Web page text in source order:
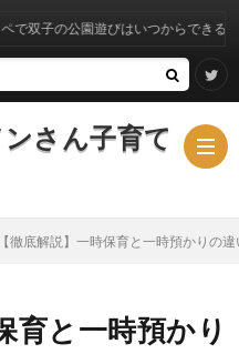
さん子育て
ロ
ミ
園遊びはいつからできるのか？
【徹底解説】一時保育と一時預かりの
育と一時預かり